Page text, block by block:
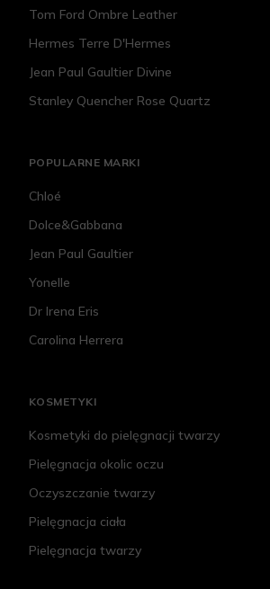
Tom Ford Ombre Leather
Hermes Terre D'Hermes
Jean Paul Gaultier Divine
Stanley Quencher Rose Quartz
POPULARNE MARKI
Chloé
Dolce&Gabbana
Jean Paul Gaultier
Yonelle
Dr Irena Eris
Carolina Herrera
KOSMETYKI
Kosmetyki do pielęgnacji twarzy
Pielęgnacja okolic oczu
Oczyszczanie twarzy
Pielęgnacja ciała
Pielęgnacja twarzy